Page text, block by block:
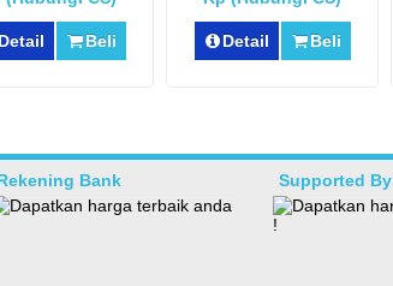
Detail Beli Detail Beli
Bank Supported By